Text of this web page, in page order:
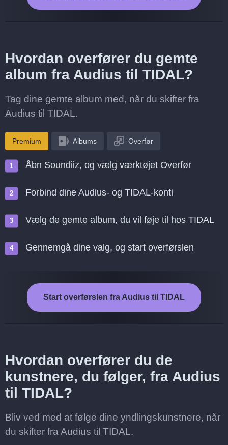
Hvordan overfører du gemte
album fra Audius til TIDAL?
Tag dine gemte album med, når du skifter fra
Audius til TIDAL.
Premium Albums Overfør
Åbn Soundiiz, og vælg værktøjet Overfør
Forbind dine Audius- og TIDAL-konti
Vælg de gemte album, du vil føje til hos TIDAL
Gennemgå dine valg, og start overførslen
Start overførslen fra Audius til TIDAL
Hvordan overfører du de
kunstnere, du følger, fra Audius
til TIDAL?
Bliv ved med at følge dine yndlingskunstnere, når
du skifter fra Audius til TIDAL.